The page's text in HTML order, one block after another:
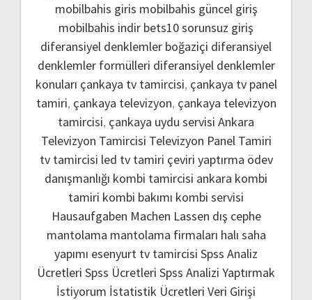
mobilbahis giris mobilbahis güncel giriş
mobilbahis indir bets10 sorunsuz giriş
diferansiyel denklemler boğaziçi diferansiyel
denklemler formülleri diferansiyel denklemler
konuları çankaya tv tamircisi, çankaya tv panel
tamiri, çankaya televizyon, çankaya televizyon
tamircisi, çankaya uydu servisi Ankara
Televizyon Tamircisi Televizyon Panel Tamiri
tv tamircisi led tv tamiri çeviri yaptırma ödev
danışmanlığı kombi tamircisi ankara kombi
tamiri kombi bakımı kombi servisi
Hausaufgaben Machen Lassen dış cephe
mantolama mantolama firmaları halı saha
yapımı esenyurt tv tamircisi Spss Analiz
Ücretleri Spss Ücretleri Spss Analizi Yaptırmak
İstiyorum İstatistik Ücretleri Veri Girişi